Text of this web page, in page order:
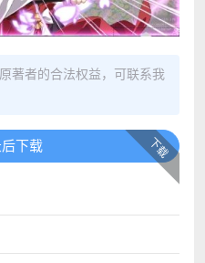
著者的合法权益，可联系我
下载
下载